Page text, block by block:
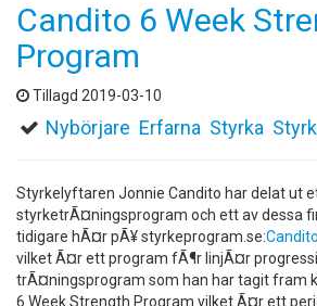
Candito 6 Week
Program
Tillagd 2019-03-10
Nybörjare Erfarna Styrka
Styrkelyftaren Jonnie Candito har delat ut
styrketrÃ¤ningsprogram och ett av dessa
tidigare hÃ¤r pÃ¥ styrkeprogram.se:
vilket Ã¤r ett program fÃ¶r linjÃ¤r
trÃ¤ningsprogram som han har tagit fram
6 Week Strength Program vilket Ã¤r ett